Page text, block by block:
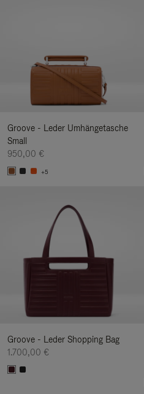
Groove - Leder Umhängetasche
Small
950,00 €
+5
Groove - Leder Shopping Bag
1.700,00 €